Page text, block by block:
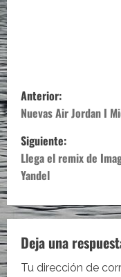
N
a
v
e
g
a
c
Anterior:
Nuevas Air Jordan I
Siguiente:
Llega el remix de
Yandel
Deja una
Tu dirección de